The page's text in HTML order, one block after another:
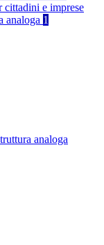
e imprese
analoga 1
analoga